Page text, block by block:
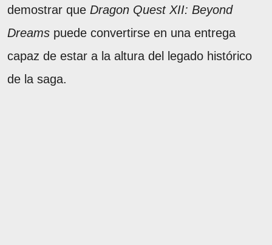
demostrar que Dragon Quest XII: Beyond
Dreams puede convertirse en una entrega
capaz de estar a la altura del legado histórico
de la saga.